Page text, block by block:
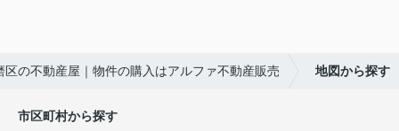
区の不動産屋｜物件の購入はアルファ不動産販売 地図から探す
市区町村から探す